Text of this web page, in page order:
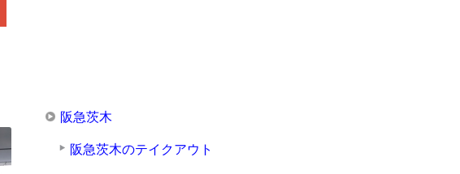
阪急茨木
阪急茨木のテイクアウト